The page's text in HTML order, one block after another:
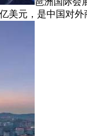
美元，是中国对外